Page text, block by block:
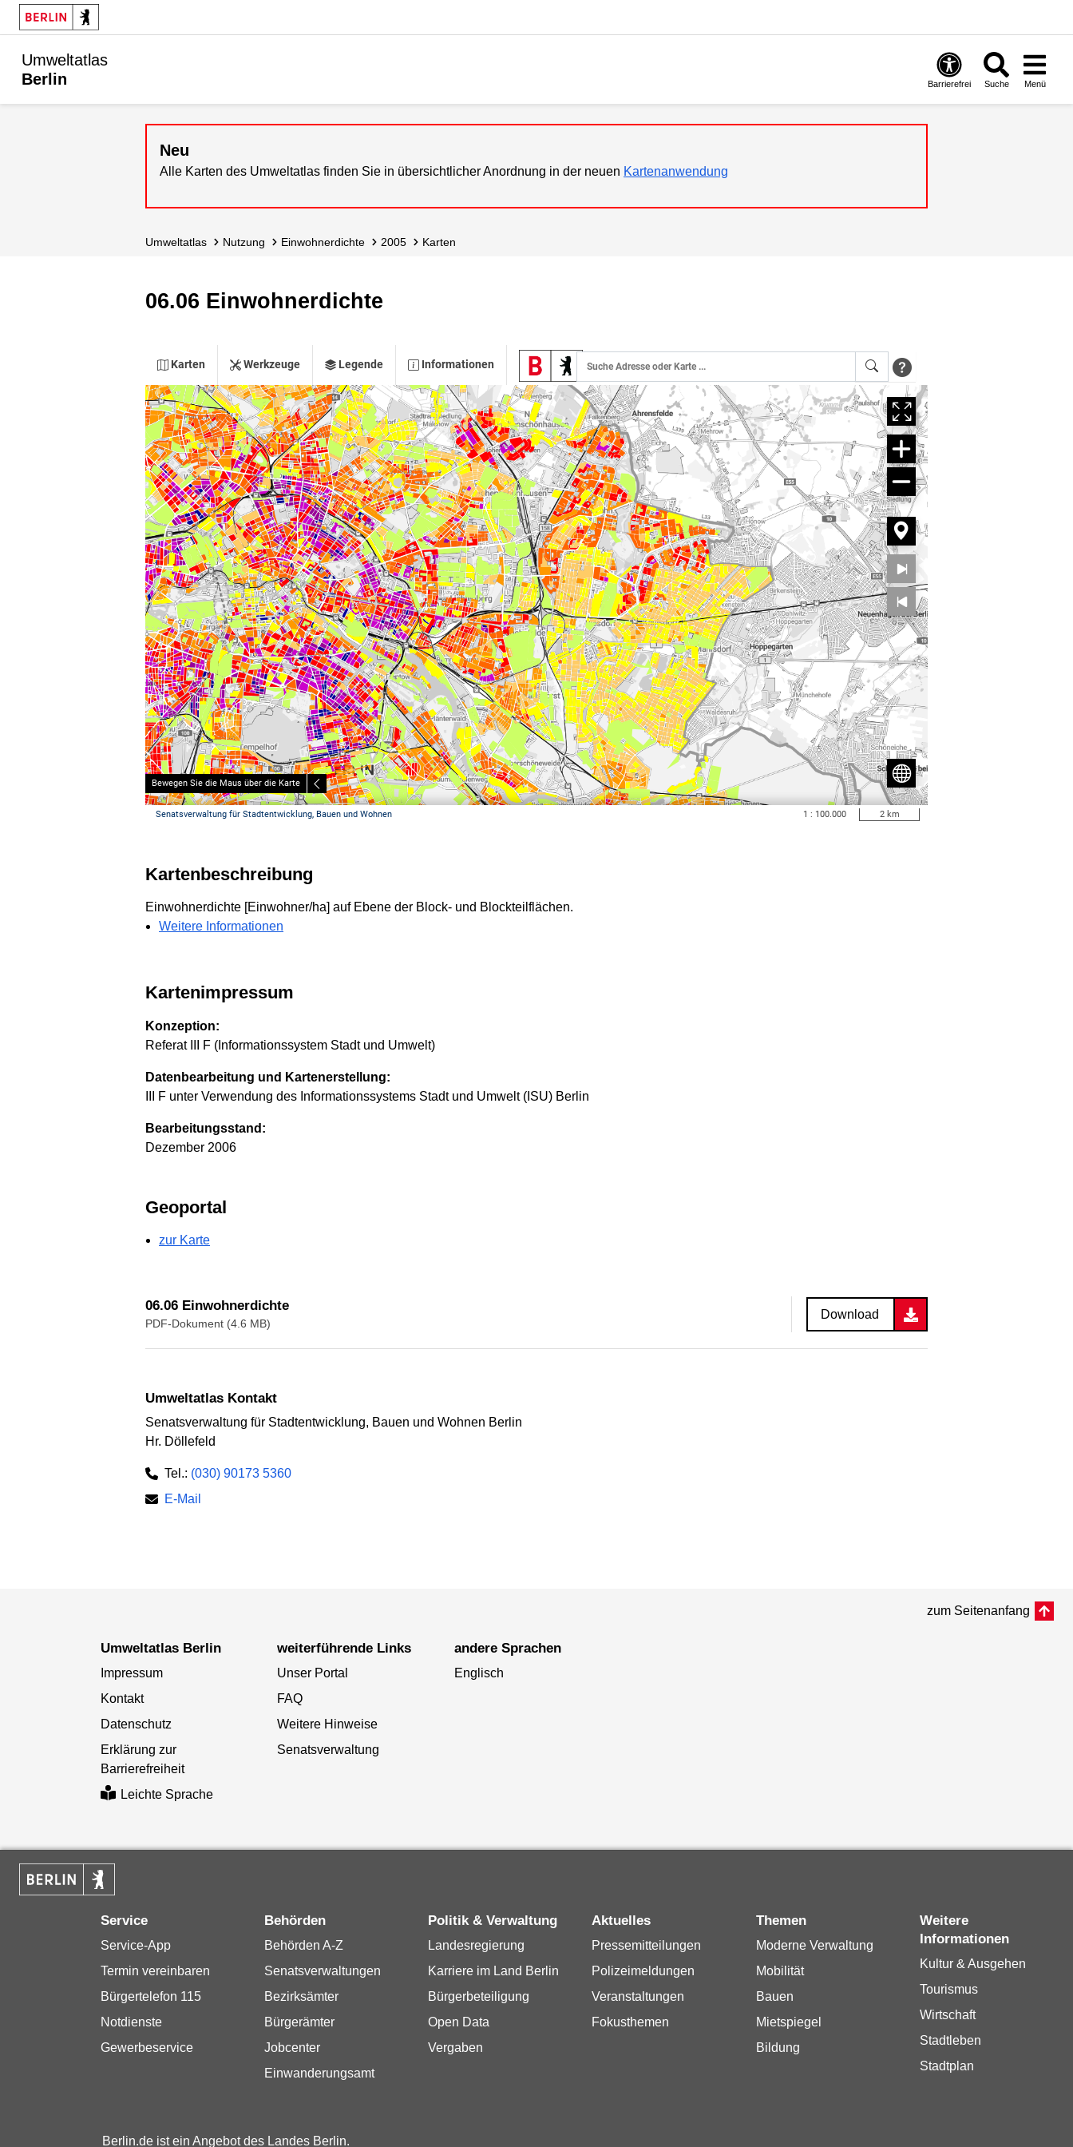
Umweltatlas
Berlin
Barrierefrei Suche Menü
Neu
Alle Karten des Umweltatlas finden Sie in übersichtlicher Anordnung in der neuen Kartenanwendung
Umweltatlas Nutzung Einwohnerdichte 2005 Karten
06.06 Einwohnerdichte
Kartenbeschreibung
Einwohnerdichte [Einwohner/ha] auf Ebene der Block- und Blockteilflächen.
Weitere Informationen
Kartenimpressum
Konzeption:
Referat III F (Informationssystem Stadt und Umwelt)
Datenbearbeitung und Kartenerstellung:
III F unter Verwendung des Informationssystems Stadt und Umwelt (ISU) Berlin
Bearbeitungsstand:
Dezember 2006
Geoportal
zur Karte
06.06 Einwohnerdichte
PDF-Dokument (4.6 MB)
Download
Umweltatlas Kontakt
Senatsverwaltung für Stadtentwicklung, Bauen und Wohnen Berlin
Hr. Döllefeld
Tel.: (030) 90173 5360
E-Mail
zum Seitenanfang
Umweltatlas Berlin
Impressum
Kontakt
Datenschutz
Erklärung zur
Barrierefreiheit
Leichte Sprache
weiterführende Links
Unser Portal
FAQ
Weitere Hinweise
Senatsverwaltung
andere Sprachen
Englisch
Service
Service-App
Termin vereinbaren
Bürgertelefon 115
Notdienste
Gewerbeservice
Behörden
Behörden A-Z
Senatsverwaltungen
Bezirksämter
Bürgerämter
Jobcenter
Einwanderungsamt
Politik & Verwaltung
Landesregierung
Karriere im Land Berlin
Bürgerbeteiligung
Open Data
Vergaben
Aktuelles
Pressemitteilungen
Polizeimeldungen
Veranstaltungen
Fokusthemen
Themen
Moderne Verwaltung
Mobilität
Bauen
Mietspiegel
Bildung
Weitere
Informationen
Kultur & Ausgehen
Tourismus
Wirtschaft
Stadtleben
Stadtplan
Berlin.de ist ein Angebot des Landes Berlin.